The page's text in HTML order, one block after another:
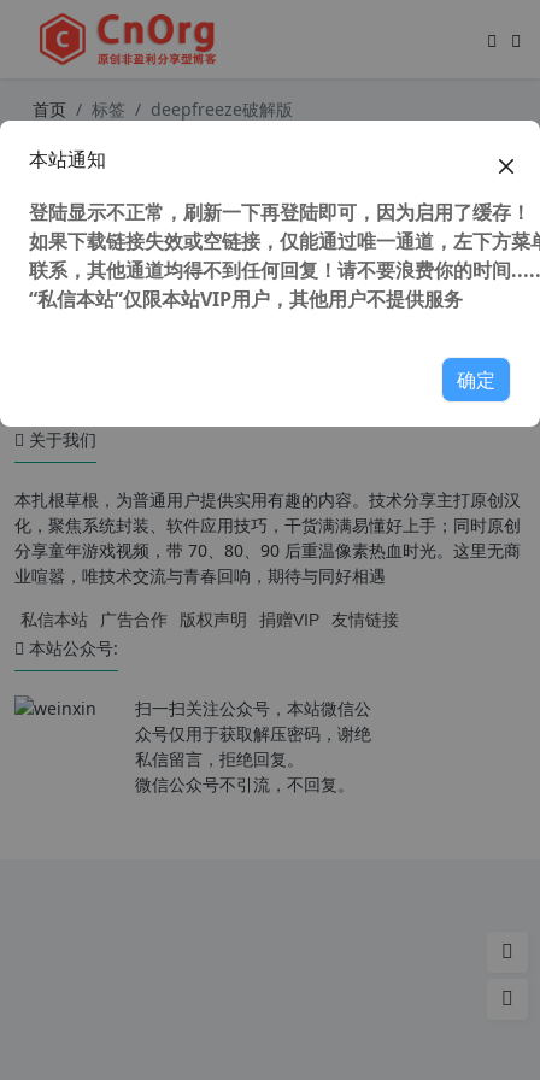
首页 标签 deepfreeze破解版
全球独家 冰点还原精灵 Deep Freeze
版
关于我们
本扎根草根，为普通用户提供实用有趣的内容。技术分享主打原创汉
化，聚焦系统封装、软件应用技巧，干货满满易懂好上手；同时原创
分享童年游戏视频，带 70、80、90 后重温像素热血时光。这里无商
业喧嚣，唯技术交流与青春回响，期待与同好相遇
私信本站 广告合作 版权声明 捐赠VIP 友情链接
本站公众号:
扫一扫关注公众号，本站微信公
众号仅用于获取解压密码，谢绝
私信留言，拒绝回复。
微信公众号不引流，不回复。
本站通知
登陆显示不正常，刷新一下再登陆即可，因为启用了缓存！
如果下载链接失效或空链接，仅能通过唯一通道，左下方菜
联系，其他通道均得不到任何回复！请不要浪费你的时间
“私信本站”仅限本站VIP用户，其他用户不提供服务
确定